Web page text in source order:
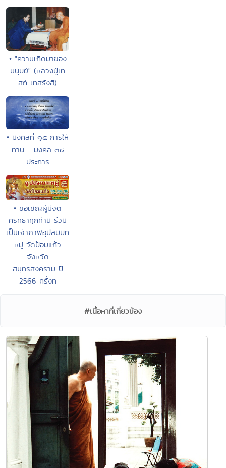
• "ความเกิดมาของ
มนุษย์" (หลวงปู่เท
สก์ เทสรังสี)
• มงคลที่ ๑๕ การให้
ทาน - มงคล ๓๘
ประการ
• ขอเชิญผู้มีจิต
ศรัทธาทุกท่าน ร่วม
เป็นเจ้าภาพอุปสมบท
หมู่ วัดป้อมแก้ว
จังหวัด
สมุทรสงคราม ปี
2566 ครั้งท
#เนื้อหาที่เกี่ยวข้อง